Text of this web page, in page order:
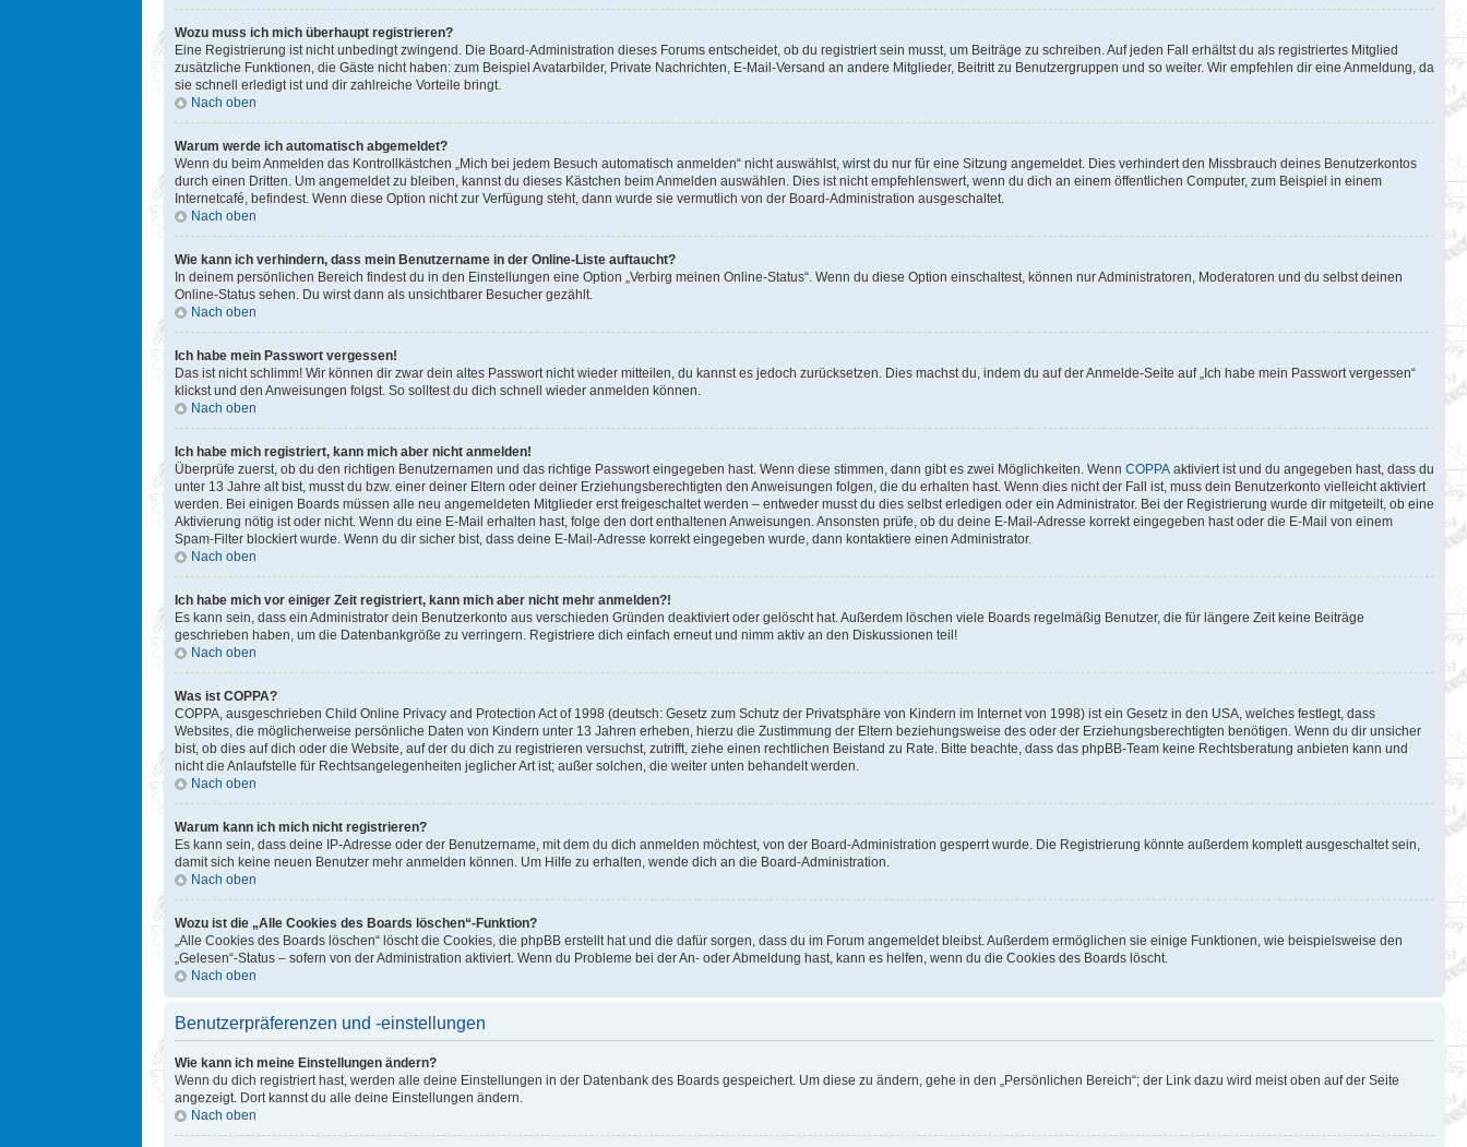
Wozu muss ich mich überhaupt registrieren?
Eine Registrierung ist nicht unbedingt zwingend. Die Board-Administration dieses Forums entscheidet, ob du registriert sein musst, um Beiträge zu schreiben. Auf jeden Fall erhältst du als registriertes Mitglied
zusätzliche Funktionen, die Gäste nicht haben: zum Beispiel Avatarbilder, Private Nachrichten, E-Mail-Versand an andere Mitglieder, Beitritt zu Benutzergruppen und so weiter. Wir empfehlen dir eine Anmeldung, da
sie schnell erledigt ist und dir zahlreiche Vorteile bringt.
Nach oben
Warum werde ich automatisch abgemeldet?
Wenn du beim Anmelden das Kontrollkästchen „Mich bei jedem Besuch automatisch anmelden“ nicht auswählst, wirst du nur für eine Sitzung angemeldet. Dies verhindert den Missbrauch deines Benutzerkontos
durch einen Dritten. Um angemeldet zu bleiben, kannst du dieses Kästchen beim Anmelden auswählen. Dies ist nicht empfehlenswert, wenn du dich an einem öffentlichen Computer, zum Beispiel in einem
Internetcafé, befindest. Wenn diese Option nicht zur Verfügung steht, dann wurde sie vermutlich von der Board-Administration ausgeschaltet.
Nach oben
Wie kann ich verhindern, dass mein Benutzername in der Online-Liste auftaucht?
In deinem persönlichen Bereich findest du in den Einstellungen eine Option „Verbirg meinen Online-Status“. Wenn du diese Option einschaltest, können nur Administratoren, Moderatoren und du selbst deinen
Online-Status sehen. Du wirst dann als unsichtbarer Besucher gezählt.
Nach oben
Ich habe mein Passwort vergessen!
Das ist nicht schlimm! Wir können dir zwar dein altes Passwort nicht wieder mitteilen, du kannst es jedoch zurücksetzen. Dies machst du, indem du auf der Anmelde-Seite auf „Ich habe mein Passwort vergessen“
klickst und den Anweisungen folgst. So solltest du dich schnell wieder anmelden können.
Nach oben
Ich habe mich registriert, kann mich aber nicht anmelden!
Überprüfe zuerst, ob du den richtigen Benutzernamen und das richtige Passwort eingegeben hast. Wenn diese stimmen, dann gibt es zwei Möglichkeiten. Wenn COPPA aktiviert ist und du angegeben hast, dass du
unter 13 Jahre alt bist, musst du bzw. einer deiner Eltern oder deiner Erziehungsberechtigten den Anweisungen folgen, die du erhalten hast. Wenn dies nicht der Fall ist, muss dein Benutzerkonto vielleicht aktiviert
werden. Bei einigen Boards müssen alle neu angemeldeten Mitglieder erst freigeschaltet werden – entweder musst du dies selbst erledigen oder ein Administrator. Bei der Registrierung wurde dir mitgeteilt, ob eine
Aktivierung nötig ist oder nicht. Wenn du eine E-Mail erhalten hast, folge den dort enthaltenen Anweisungen. Ansonsten prüfe, ob du deine E-Mail-Adresse korrekt eingegeben hast oder die E-Mail von einem
Spam-Filter blockiert wurde. Wenn du dir sicher bist, dass deine E-Mail-Adresse korrekt eingegeben wurde, dann kontaktiere einen Administrator.
Nach oben
Ich habe mich vor einiger Zeit registriert, kann mich aber nicht mehr anmelden?!
Es kann sein, dass ein Administrator dein Benutzerkonto aus verschieden Gründen deaktiviert oder gelöscht hat. Außerdem löschen viele Boards regelmäßig Benutzer, die für längere Zeit keine Beiträge
geschrieben haben, um die Datenbankgröße zu verringern. Registriere dich einfach erneut und nimm aktiv an den Diskussionen teil!
Nach oben
Was ist COPPA?
COPPA, ausgeschrieben Child Online Privacy and Protection Act of 1998 (deutsch: Gesetz zum Schutz der Privatsphäre von Kindern im Internet von 1998) ist ein Gesetz in den USA, welches festlegt, dass
Websites, die möglicherweise persönliche Daten von Kindern unter 13 Jahren erheben, hierzu die Zustimmung der Eltern beziehungsweise des oder der Erziehungsberechtigten benötigen. Wenn du dir unsicher
bist, ob dies auf dich oder die Website, auf der du dich zu registrieren versuchst, zutrifft, ziehe einen rechtlichen Beistand zu Rate. Bitte beachte, dass das phpBB-Team keine Rechtsberatung anbieten kann und
nicht die Anlaufstelle für Rechtsangelegenheiten jeglicher Art ist; außer solchen, die weiter unten behandelt werden.
Nach oben
Warum kann ich mich nicht registrieren?
Es kann sein, dass deine IP-Adresse oder der Benutzername, mit dem du dich anmelden möchtest, von der Board-Administration gesperrt wurde. Die Registrierung könnte außerdem komplett ausgeschaltet sein,
damit sich keine neuen Benutzer mehr anmelden können. Um Hilfe zu erhalten, wende dich an die Board-Administration.
Nach oben
Wozu ist die „Alle Cookies des Boards löschen“-Funktion?
„Alle Cookies des Boards löschen“ löscht die Cookies, die phpBB erstellt hat und die dafür sorgen, dass du im Forum angemeldet bleibst. Außerdem ermöglichen sie einige Funktionen, wie beispielsweise den
„Gelesen“-Status – sofern von der Administration aktiviert. Wenn du Probleme bei der An- oder Abmeldung hast, kann es helfen, wenn du die Cookies des Boards löscht.
Nach oben
Benutzerpräferenzen und -einstellungen
Wie kann ich meine Einstellungen ändern?
Wenn du dich registriert hast, werden alle deine Einstellungen in der Datenbank des Boards gespeichert. Um diese zu ändern, gehe in den „Persönlichen Bereich“; der Link dazu wird meist oben auf der Seite
angezeigt. Dort kannst du alle deine Einstellungen ändern.
Nach oben